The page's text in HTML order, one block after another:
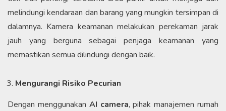
melindungi kendaraan dan barang yang mungkin tersimpan di
dalamnya. Kamera keamanan melakukan perekaman jarak
jauh yang berguna sebagai penjaga keamanan yang
memastikan semua dilindungi dengan baik.
Mengurangi Risiko Pecurian
Dengan menggunakan AI camera, pihak manajemen rumah